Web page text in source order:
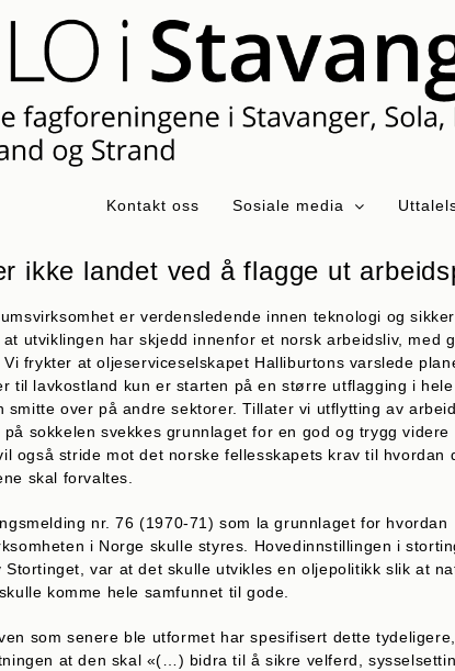
Kontakt oss Sosiale media
ikke landet ved å flagge ut
er verdensledende innen teknologi og
utviklingen har skjedd innenfor et norsk arbeidsliv, med
frykter at oljeserviceselskapet Halliburtons varslede
til lavkostland kun er starten på en større utflagging i
smitte over på andre sektorer. Tillater vi utflytting av
på sokkelen svekkes grunnlaget for en god og trygg
også stride mot det norske fellesskapets krav til hvordan
skal forvaltes.
nr. 76 (1970-71) som la grunnlaget for hvordan
i Norge skulle styres. Hovedinnstillingen i
Stortinget, var at det skulle utvikles en oljepolitikk slik at
komme hele samfunnet til gode.
som senere ble utformet har spesifisert dette
at den skal «(…) bidra til å sikre velferd,